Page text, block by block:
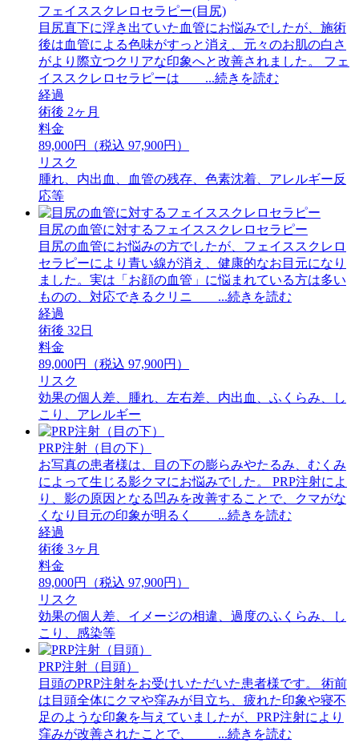
フェイススクレロセラピー(目尻)
目尻直下に浮き出ていた血管にお悩みでしたが、施術
後は血管による色味がすっと消え、元々のお肌の白さ
がより際立つクリアな印象へと改善されました。 ⁡フェ
イススクレロセラピーは ...続きを読む
経過
術後 2ヶ月
料金
89,000円（税込 97,900円）
リスク
腫れ、内出血、血管の残存、色素沈着、アレルギー反
応等
目尻の血管に対するフェイススクレロセラピー
目尻の血管にお悩みの方でしたが、フェイススクレロ
セラピーにより青い線が消え、健康的なお目元になり
ました。実は「お顔の血管」に悩まれている方は多い
ものの、対応できるクリニ ...続きを読む
経過
術後 32日
料金
89,000円（税込 97,900円）
リスク
効果の個人差、腫れ、左右差、内出血、ふくらみ、し
こり、アレルギー
PRP注射（目の下）
お写真の患者様は、目の下の膨らみやたるみ、むくみ
によって生じる影クマにお悩みでした。 PRP注射によ
り、影の原因となる凹みを改善することで、クマがな
くなり目元の印象が明るく ...続きを読む
経過
術後 3ヶ月
料金
89,000円（税込 97,900円）
リスク
効果の個人差、イメージの相違、過度のふくらみ、し
こり、感染等
PRP注射（目頭）
目頭のPRP注射をお受けいただいた患者様です。 術前
は目頭全体にクマや窪みが目立ち、疲れた印象や寝不
足のような印象を与えていましたが、PRP注射により
窪みが改善されたことで、 ...続きを読む